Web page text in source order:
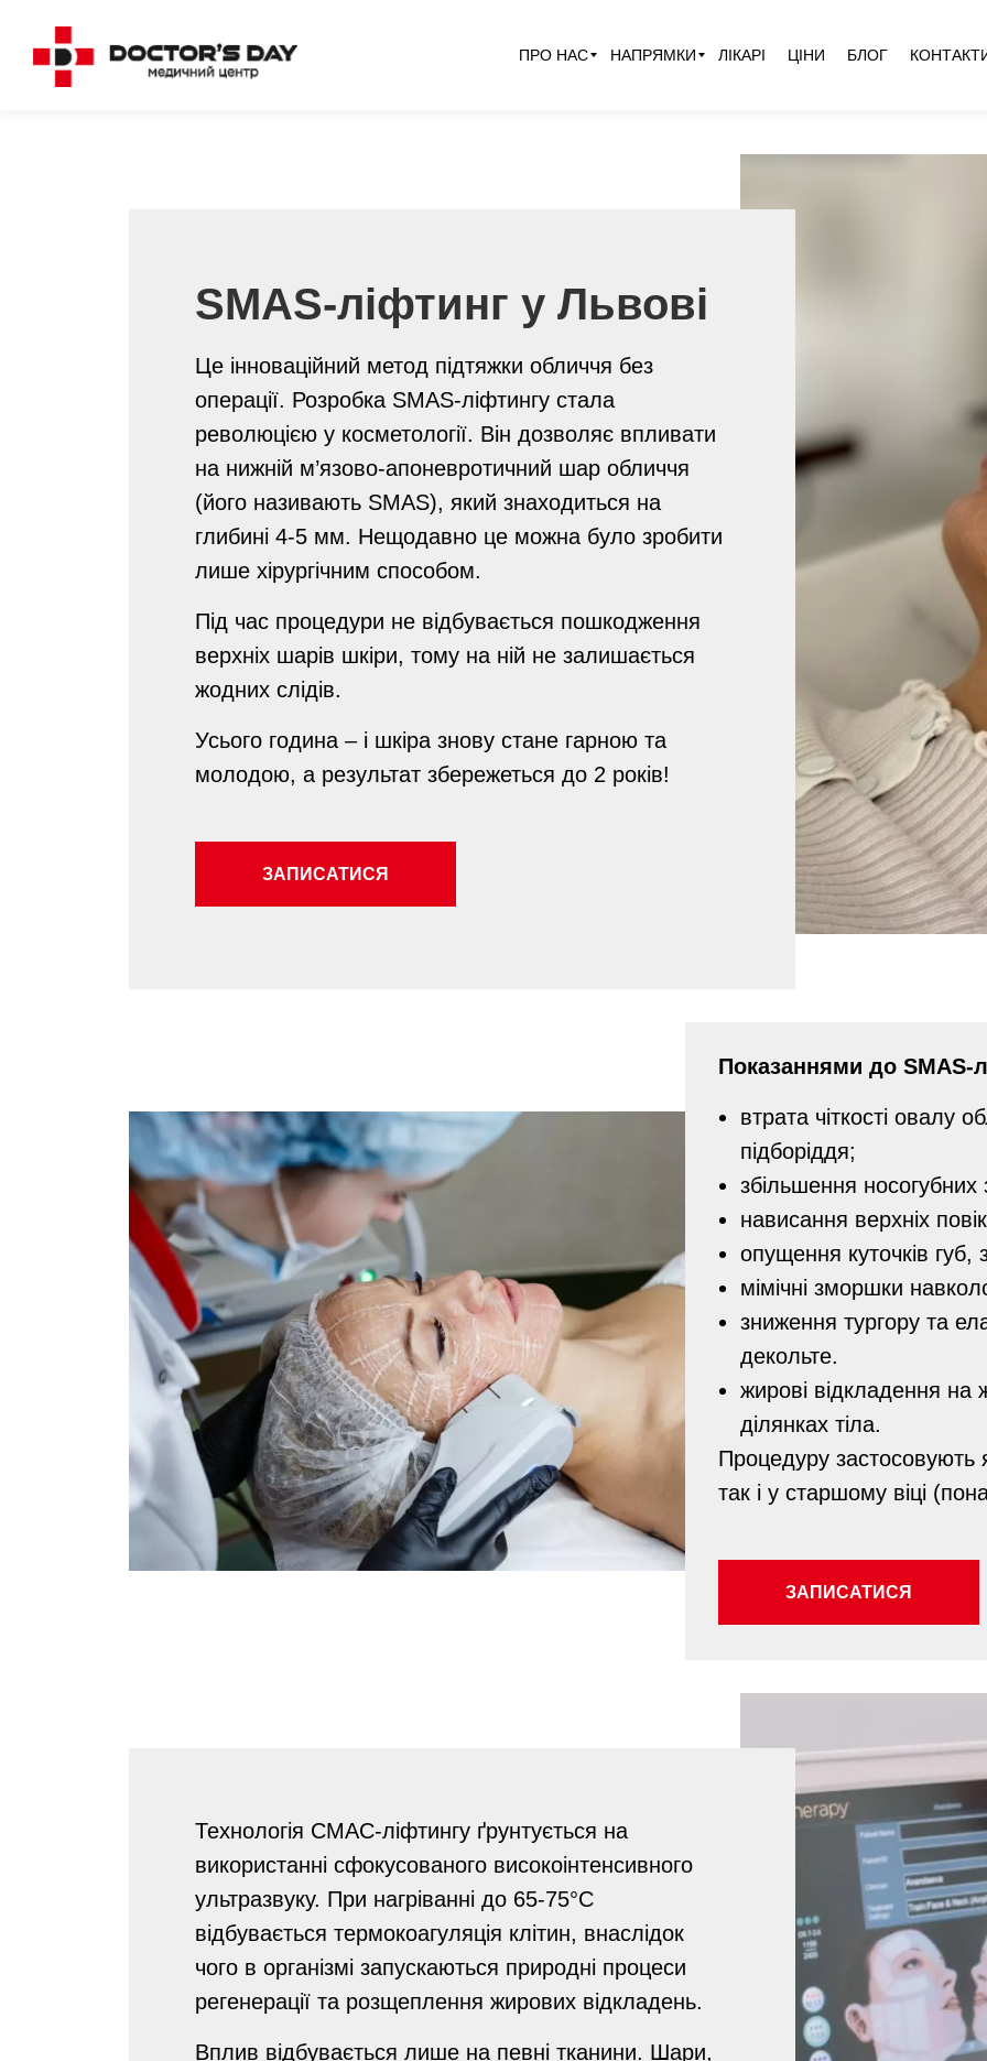
вмісту
ПРО НАС НАПРЯМКИ ЛІКАРІ ЦІНИ БЛОГ
SMAS-ліфтинг у Львові
Це інноваційний метод підтяжки обличчя без
операції. Розробка SMAS-ліфтингу стала
революцією у косметології. Він дозволяє впливати
на нижній м’язово-апоневротичний шар обличчя
(його називають SMAS), який знаходиться на
глибині 4-5 мм. Нещодавно це можна було зробити
лише хірургічним способом.
Під час процедури не відбувається пошкодження
верхніх шарів шкіри, тому на ній не залишається
жодних слідів.
Усього година – і шкіра знову стане гарною та
молодою, а результат збережеться до 2 років!
ЗАПИСАТИСЯ
Показаннями до SMAS-
втрата чіткості овалу
підборіддя;
збільшення
нависання верхніх
опущення куточків
мімічні зморшки
зниження тургору та
декольте.
жирові відкладення на
ділянках тіла.
Процедуру застосовують
так і у старшому віці
ЗАПИСАТИСЯ
Технологія СМАС-ліфтингу ґрунтується на
використанні сфокусованого високоінтенсивного
ультразвуку. При нагріванні до 65-75°С
відбувається термокоагуляція клітин, внаслідок
чого в організмі запускаються природні процеси
регенерації та розщеплення жирових відкладень.
Вплив відбувається лише на певні тканини. Шари,